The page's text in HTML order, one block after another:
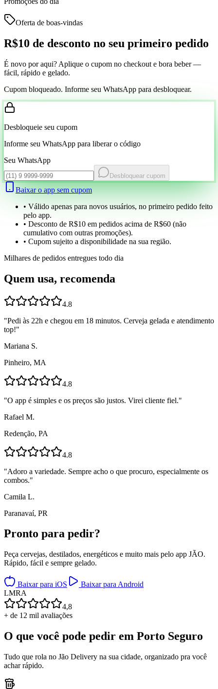
Oferta de boas-vindas
R$10 de desconto no seu primeiro pedido
É novo por aqui? Aplique o cupom no checkout e bora beber —
fácil, rápido e gelado.
Cupom bloqueado. Informe seu WhatsApp para desbloquear.
Desbloqueie seu cupom
Informe seu WhatsApp para liberar o código
Seu WhatsApp
Desbloquear cupom
Baixar o app sem cupom
• Válido apenas para novos usuários, no primeiro pedido feito
pelo app.
• Desconto de R$10 em pedidos acima de R$60 (não
cumulativo com outras promoções).
• Cupom sujeito a disponibilidade na sua região.
Milhares de pedidos entregues todo dia
Quem usa, recomenda
4.8
"Pedi às 22h e chegou em 18 minutos. Cerveja gelada e atendimento
top!"
Mariana S.
Pinheiro, MA
4.8
"O app é simples e os preços são justos. Virei cliente fiel."
Rafael M.
Redenção, PA
4.8
"Adoro a variedade. Sempre acho o que procuro, especialmente os
combos."
Camila L.
Paranavaí, PR
Pronto para pedir?
Peça cervejas, destilados, energéticos e muito mais pelo app JÃO.
Rápido, fácil e sempre gelado.
Baixar para iOS
Baixar para Android
LMRA
4,8
+ de 12 mil avaliações
O que você pode pedir em Porto Seguro
Tudo que rola no Jão Delivery na sua cidade, organizado pra você
achar rápido.